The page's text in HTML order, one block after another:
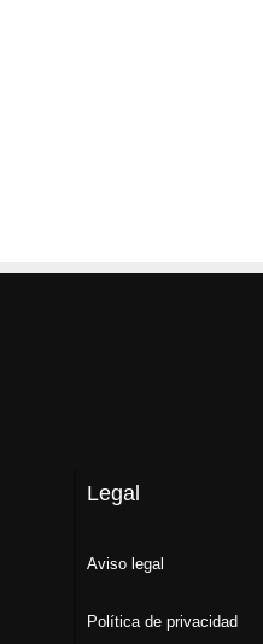
Legal
Aviso legal
Política de privacidad